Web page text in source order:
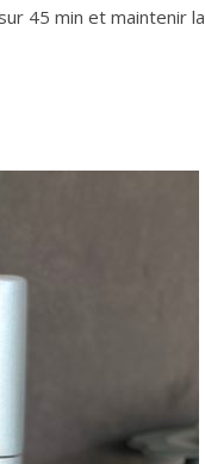
45 min et maintenir la